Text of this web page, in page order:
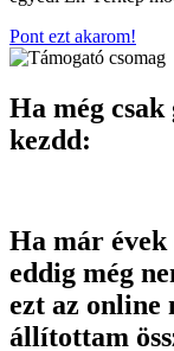
Pont ezt akarom!
Ha még
kezdd:
Ha már évek
eddig még
ezt az online
állítottam